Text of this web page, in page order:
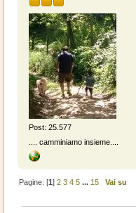
Post: 25.577
.... camminiamo insieme....
Pagine: [1]2 3 4 5 ... 15 Vai su